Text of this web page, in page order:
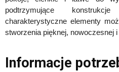
podtrzymujące
charakterystyczne elementy
stworzenia pięknej, nowoczesnej
Informacje